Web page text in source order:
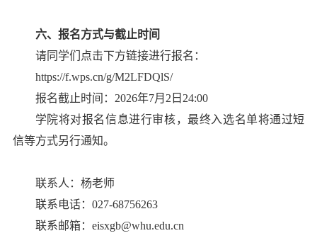
六、报名方式与截止时间
请同学们点击下方链接进行报名：
https://f.wps.cn/g/M2LFDQlS/
报名截止时间：2026年7月2日24:00
学院将对报名信息进行审核，最终入选名单将通过短
信等方式另行通知。
联系人：杨老师
联系电话：027-68756263
联系邮箱：eisxgb@whu.edu.cn